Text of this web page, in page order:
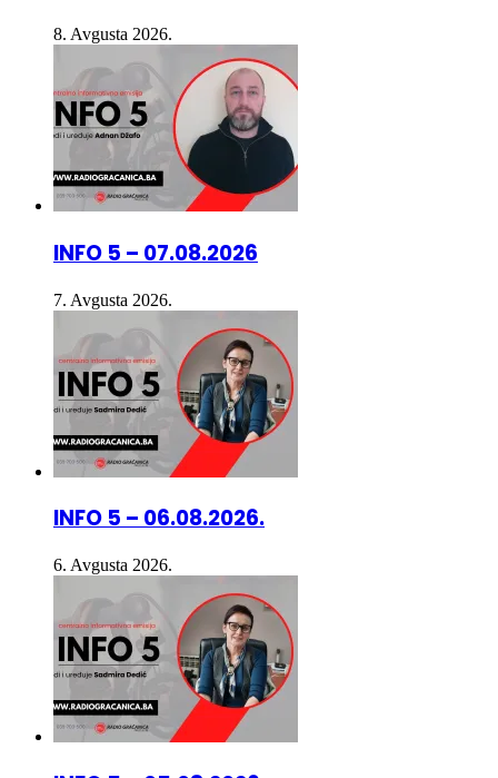
INFO 5 – 07.08.2026
7. Avgusta 2026.
INFO 5 – 06.08.2026.
6. Avgusta 2026.
INFO 5 – 05.08.2026